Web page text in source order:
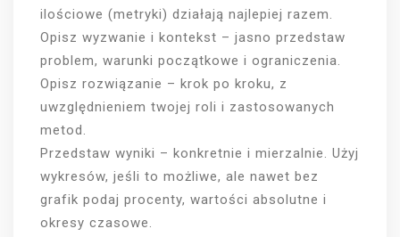
ilościowe (metryki) działają najlepiej razem.
Opisz wyzwanie i kontekst – jasno przedstaw
problem, warunki początkowe i ograniczenia.
Opisz rozwiązanie – krok po kroku, z
uwzględnieniem twojej roli i zastosowanych
metod.
Przedstaw wyniki – konkretnie i mierzalnie. Użyj
wykresów, jeśli to możliwe, ale nawet bez
grafik podaj procenty, wartości absolutne i
okresy czasowe.